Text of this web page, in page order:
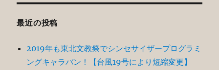
の
ー
最近の投稿
2019年も東北文教祭でシンセサイザープログラミ
ングキャラバン！【台風19号により短縮変更】